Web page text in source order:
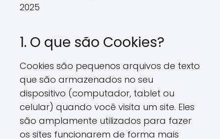
2025
1. O que são Cookies?
Cookies são pequenos arquivos de texto
que são armazenados no seu
dispositivo (computador, tablet ou
celular) quando você visita um site. Eles
são amplamente utilizados para fazer
os sites funcionarem de forma mais